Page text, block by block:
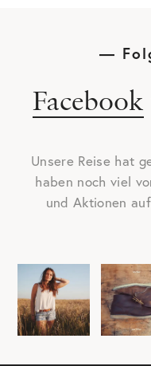
—
Facebook
Unsere Reise hat
haben noch viel
und Aktionen auf